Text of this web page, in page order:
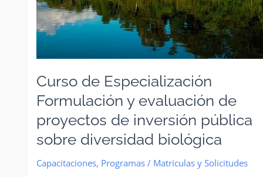
Curso de Especialización
Formulación y evaluación de
proyectos de inversión pública
sobre diversidad biológica
Capacitaciones, Programas / Matrículas y Solicitudes
diversidad
biológica